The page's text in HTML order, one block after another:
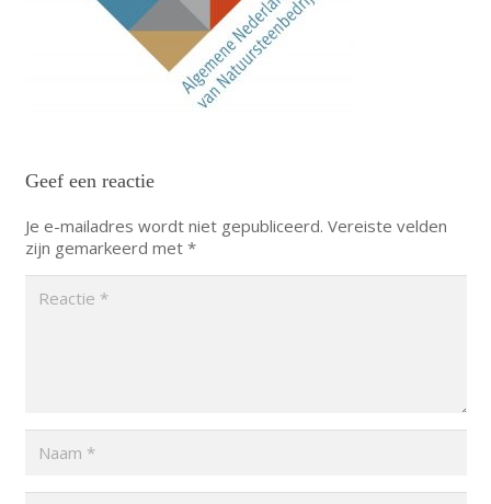
Geef een reactie
Je e-mailadres wordt niet gepubliceerd. Vereiste velden
zijn gemarkeerd met *